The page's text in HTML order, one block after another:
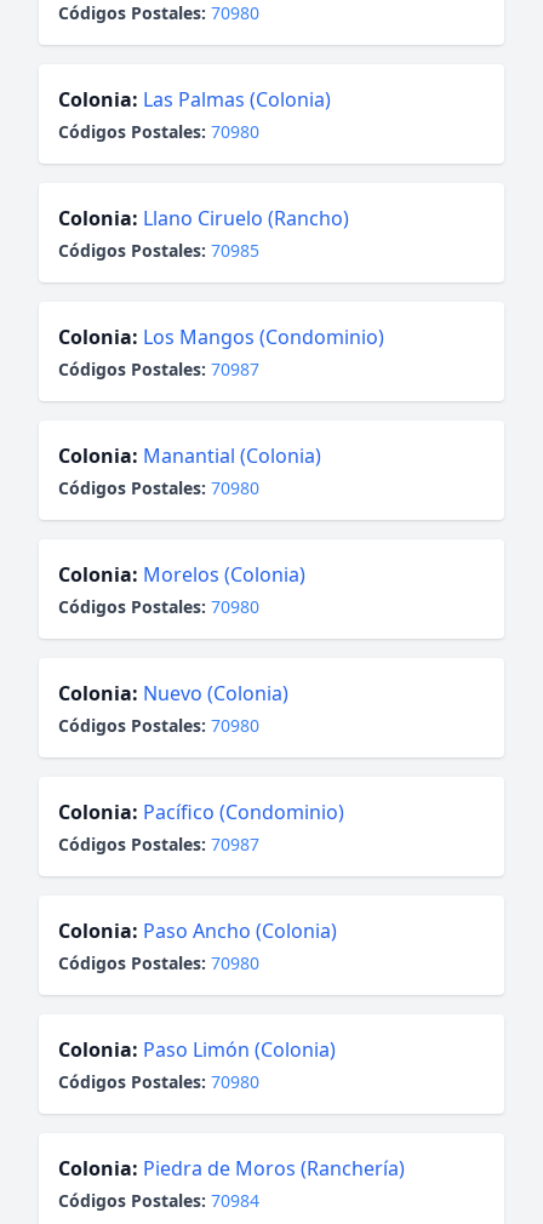
Códigos Postales: 70980
Colonia: Las Palmas (Colonia)
Códigos Postales: 70980
Colonia: Llano Ciruelo (Rancho)
Códigos Postales: 70985
Colonia: Los Mangos (Condominio)
Códigos Postales: 70987
Colonia: Manantial (Colonia)
Códigos Postales: 70980
Colonia: Morelos (Colonia)
Códigos Postales: 70980
Colonia: Nuevo (Colonia)
Códigos Postales: 70980
Colonia: Pacífico (Condominio)
Códigos Postales: 70987
Colonia: Paso Ancho (Colonia)
Códigos Postales: 70980
Colonia: Paso Limón (Colonia)
Códigos Postales: 70980
Colonia: Piedra de Moros (Ranchería)
Códigos Postales: 70984